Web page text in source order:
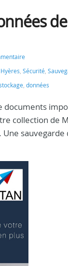
Hyères, Sécurité,
, données
documents
collection de
Une